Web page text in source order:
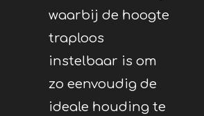
waarbij de hoogte
traploos
instelbaar is om
zo eenvoudig de
ideale houding te